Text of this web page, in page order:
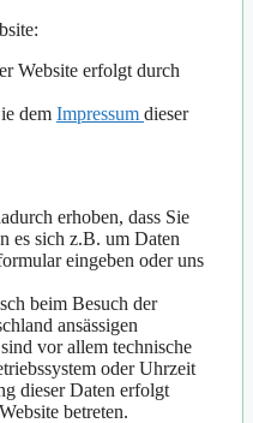
Website erfolgt durch
dem Impressum dieser
erhoben, dass Sie
es sich z.B. um Daten
eingeben oder uns
beim Besuch der
ansässigen
vor allem technische
oder Uhrzeit
dieser Daten erfolgt
betreten.